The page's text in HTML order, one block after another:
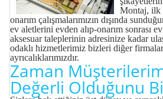
Montaj, ilk
onarım çalışmalarımızın dışında
ev aletlerini evden alıp-onarım sonrası
aksesuar taleplerinin adresinize kadar
odaklı hizmetlerimiz bizleri diğer
ayrıcalıklarımızdır.
Zaman
Değerli Olduğunu